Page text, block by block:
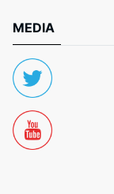
MEDIA